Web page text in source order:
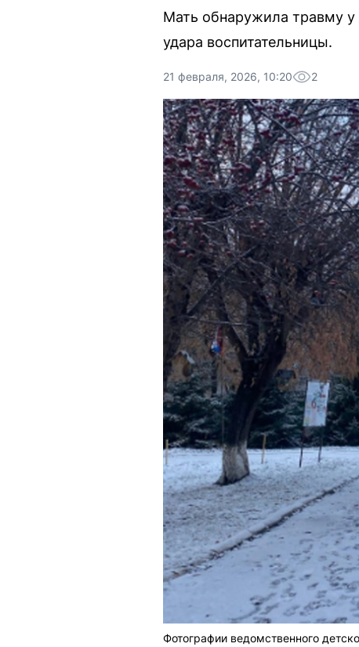
Мать обнаружила травму у
удара воспитательницы.
21 февраля, 2026, 10:20 2
Фотографии ведомственного